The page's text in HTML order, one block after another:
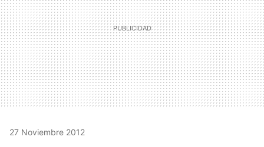
27 Noviembre 2012